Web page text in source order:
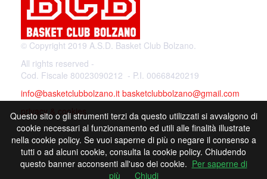
© Copyright 2019 A.S.D. Basket Club Bolzano.
All rights reserved -
Cod. Fiscale 80023090212 - P.I. 00668420219
info@basketclubbolzano.it basketclubbolzano@gmail.com
privacy & cookies
Powered by
Questo sito o gli strumenti terzi da questo utilizzati si avvalgono di
cookie necessari al funzionamento ed utili alle finalità illustrate
nella cookie policy. Se vuoi saperne di più o negare il consenso a
tutti o ad alcuni cookie, consulta la cookie policy. Chiudendo
questo banner acconsenti all'uso dei cookie. Per saperne di
più
Chiudi